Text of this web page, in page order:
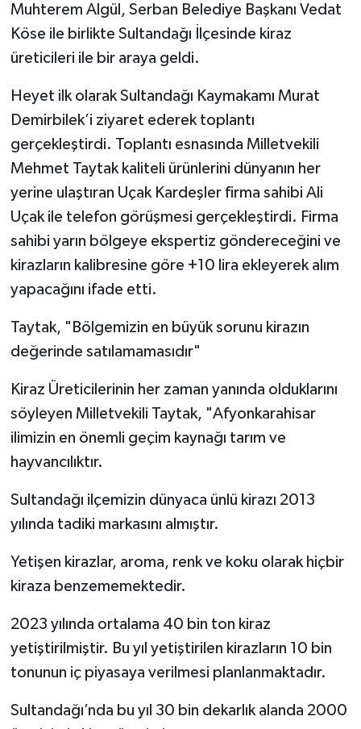
Muhterem Algül, Serban Belediye Başkanı Vedat
Köse ile birlikte Sultandağı İlçesinde kiraz
üreticileri ile bir araya geldi.
Heyet ilk olarak Sultandağı Kaymakamı Murat
Demirbilek’i ziyaret ederek toplantı
gerçekleştirdi. Toplantı esnasında Milletvekili
Mehmet Taytak kaliteli ürünlerini dünyanın her
yerine ulaştıran Uçak Kardeşler firma sahibi Ali
Uçak ile telefon görüşmesi gerçekleştirdi. Firma
sahibi yarın bölgeye ekspertiz göndereceğini ve
kirazların kalibresine göre +10 lira ekleyerek alım
yapacağını ifade etti.
Taytak, "Bölgemizin en büyük sorunu kirazın
değerinde satılamamasıdır"
Kiraz Üreticilerinin her zaman yanında olduklarını
söyleyen Milletvekili Taytak, "Afyonkarahisar
ilimizin en önemli geçim kaynağı tarım ve
hayvancılıktır.
Sultandağı ilçemizin dünyaca ünlü kirazı 2013
yılında tadiki markasını almıştır.
Yetişen kirazlar, aroma, renk ve koku olarak hiçbir
kiraza benzememektedir.
2023 yılında ortalama 40 bin ton kiraz
yetiştirilmiştir. Bu yıl yetiştirilen kirazların 10 bin
tonunun iç piyasaya verilmesi planlanmaktadır.
Sultandağı’nda bu yıl 30 bin dekarlık alanda 2000